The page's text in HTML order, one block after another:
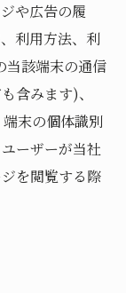
や広告の履
利用方法、利
当該端末の通信
含みます)、
末の個体識別
ーザーが当社
を閲覧する際